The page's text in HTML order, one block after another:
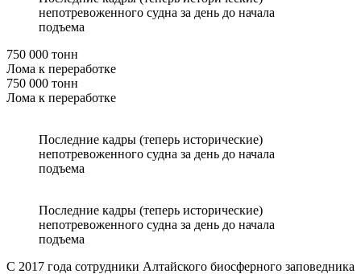
непотревоженного судна за день до начала
подъема
750 000 тонн
Лома к переработке
750 000 тонн
Лома к переработке
Последние кадры (теперь исторические)
непотревоженного судна за день до начала
подъема
Последние кадры (теперь исторические)
непотревоженного судна за день до начала
подъема
С 2017 года сотрудники Алтайского биосферного заповедника